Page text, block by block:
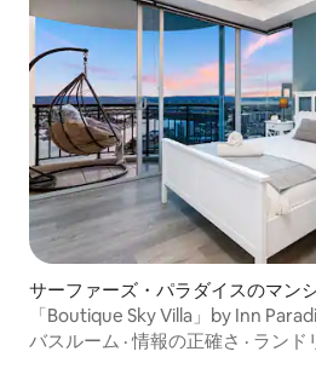
サーファーズ・パラダイスのマン
パート
「Boutique Sky Villa」by Inn
バスルーム ·情報の正確さ · ランド